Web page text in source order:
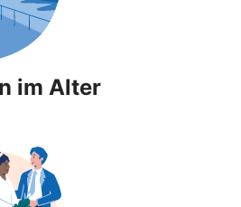
im Alter